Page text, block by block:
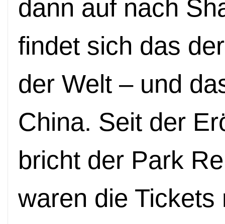
dann auf nach
findet sich das
der Welt – und
China. Seit der
bricht der Park
waren die